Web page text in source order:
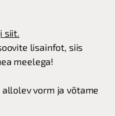
siit.
lisainfot, siis
meelega!
allolev vorm ja võtame